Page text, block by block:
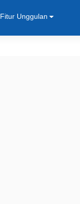
Fitur Unggulan